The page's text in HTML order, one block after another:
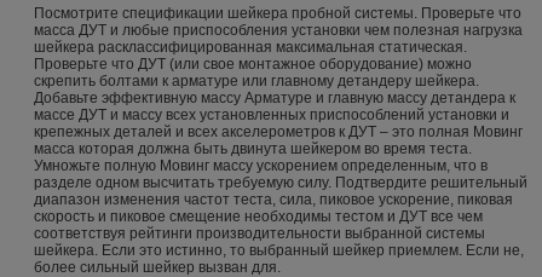
Посмотрите спецификации шейкера пробной системы. Проверьте что
масса ДУТ и любые приспособления установки чем полезная нагрузка
шейкера расклассифицированная максимальная статическая.
Проверьте что ДУТ (или свое монтажное оборудование) можно
скрепить болтами к арматуре или главному детандеру шейкера.
Добавьте эффективную массу Арматуре и главную массу детандера к
массе ДУТ и массу всех установленных приспособлений установки и
крепежных деталей и всех акселерометров к ДУТ – это полная Мовинг
масса которая должна быть двинута шейкером во время теста.
Умножьте полную Мовинг массу ускорением определенным, что в
разделе одном высчитать требуемую силу. Подтвердите решительный
диапазон изменения частот теста, сила, пиковое ускорение, пиковая
скорость и пиковое смещение необходимы тестом и ДУТ все чем
соответствуя рейтинги производительности выбранной системы
шейкера. Если это истинно, то выбранный шейкер приемлем. Если не,
более сильный шейкер вызван для.